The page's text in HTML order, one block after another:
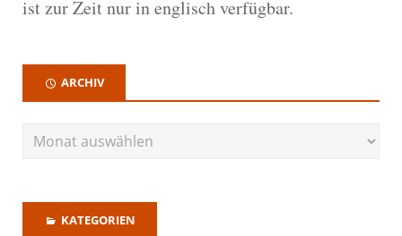
ist zur Zeit nur in englisch verfügbar.
ARCHIV
KATEGORIEN